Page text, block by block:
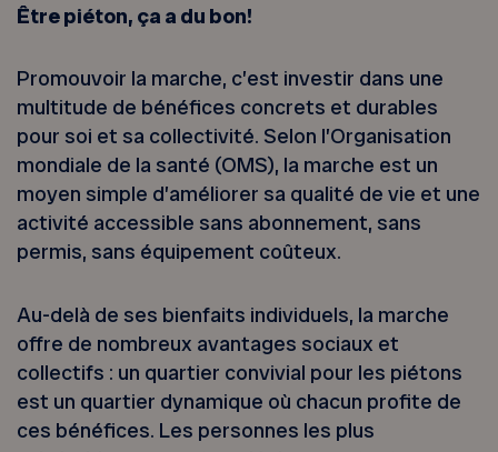
Être piéton, ça a du bon!
Promouvoir la marche, c’est investir dans une
multitude de bénéfices concrets et durables
pour soi et sa collectivité. Selon l’Organisation
mondiale de la santé (OMS), la marche est un
moyen simple d’améliorer sa qualité de vie et une
activité accessible sans abonnement, sans
permis, sans équipement coûteux.
Au-delà de ses bienfaits individuels, la marche
offre de nombreux avantages sociaux et
collectifs : un quartier convivial pour les piétons
est un quartier dynamique où chacun profite de
ces bénéfices. Les personnes les plus